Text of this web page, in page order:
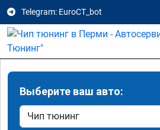
Telegram: EuroCT_bot
Выберите ваш авто: